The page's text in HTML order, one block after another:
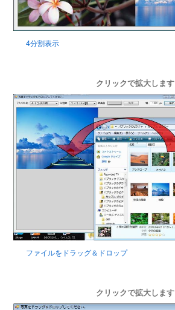
4分割表示
クリックで拡大します
ファイルをドラッグ＆ドロップ
クリックで拡大します